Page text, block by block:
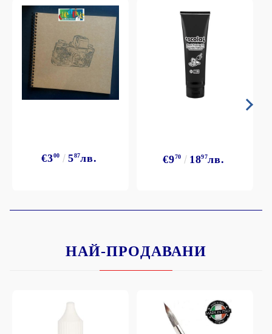
€300 587лв. €970 1897лв.
НАЙ-ПРОДАВАНИ